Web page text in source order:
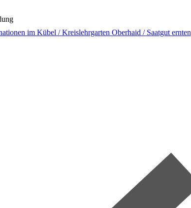
im Kübel /​ Kreislehrgarten Oberhaid /​ Saatgut ernten